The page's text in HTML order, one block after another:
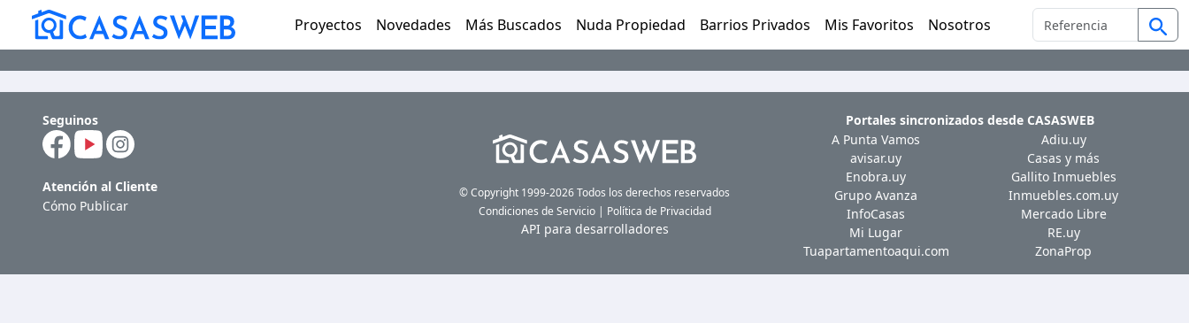
Proyectos Novedades Más Buscados Nuda Propiedad Barrios Privados Mis Favoritos Nosotros
Seguinos
Atención al Cliente
Cómo Publicar
© Copyright 1999-2026 Todos los derechos reservados
Condiciones de Servicio| Política de Privacidad
API para desarrolladores
Portales sincronizados desde CASASWEB
A Punta Vamos
Adiu.uy
avisar.uy
Casas y más
Enobra.uy
Gallito Inmuebles
Grupo Avanza
Inmuebles.com.uy
InfoCasas
Mercado Libre
Mi Lugar
RE.uy
Tuapartamentoaqui.com
ZonaProp